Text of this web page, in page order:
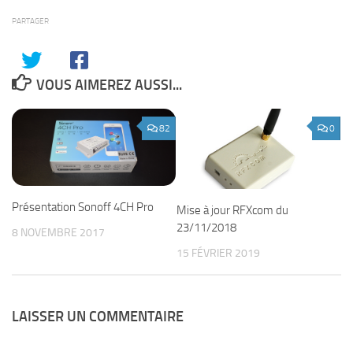
PARTAGER
VOUS AIMEREZ AUSSI...
82
Présentation Sonoff 4CH Pro
8 NOVEMBRE 2017
0
Mise à jour RFXcom du
23/11/2018
15 FÉVRIER 2019
LAISSER UN COMMENTAIRE